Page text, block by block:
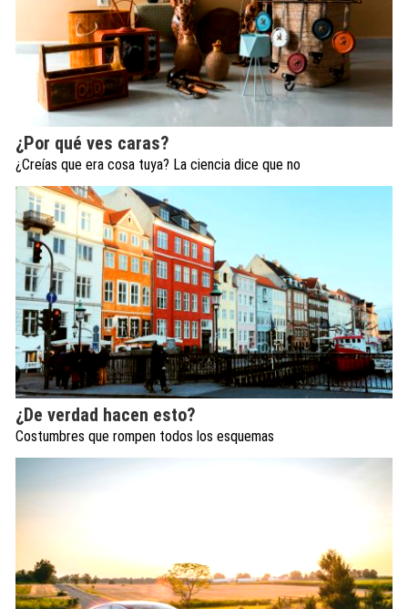
¿Por qué ves caras?
¿Creías que era cosa tuya? La ciencia dice que no
¿De verdad hacen esto?
Costumbres que rompen todos los esquemas